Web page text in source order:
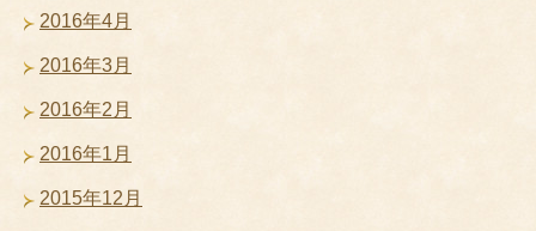
2016年4月
2016年3月
2016年2月
2016年1月
2015年12月